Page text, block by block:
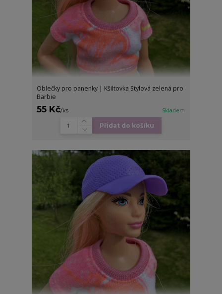
Oblečky pro panenky | Kšiltovka Stylová zelená pro
Barbie
55 Kč/ks Skladem
Přidat do košíku